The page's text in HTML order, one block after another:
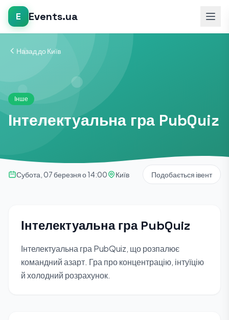
E Events.ua
Назад до Київ
Інше
Інтелектуальна гра PubQuiz
Субота, 07 березня о 14:00 Київ Подобається івент
Інтелектуальна гра PubQuiz
Інтелектуальна гра PubQuiz, що розпалює
командний азарт. Гра про концентрацію, інтуїцію
й холодний розрахунок.